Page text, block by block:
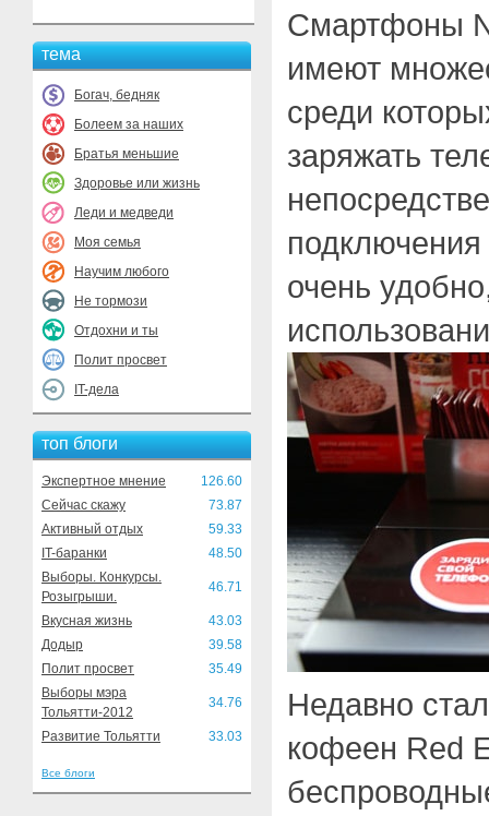
тема
Богач, бедняк
Болеем за наших
Братья меньшие
Здоровье или жизнь
Леди и медведи
Моя семья
Научим любого
Не тормози
Отдохни и ты
Полит просвет
IT-дела
топ блоги
Экспертное мнение
126.60
Сейчас скажу
73.87
Активный отдых
59.33
IT-баранки
48.50
Выборы. Конкурсы.
Розыгрыши.
46.71
Вкусная жизнь
43.03
Додыр
39.58
Полит просвет
35.49
Выборы мэра
Тольятти-2012
34.76
Развитие Тольятти 33.03
Все блоги
Смартфоны
имеют
среди
заряжать
подключения
очень
Недавно
кофеен Red